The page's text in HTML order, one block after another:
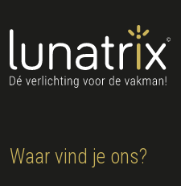
Waar vind je ons?